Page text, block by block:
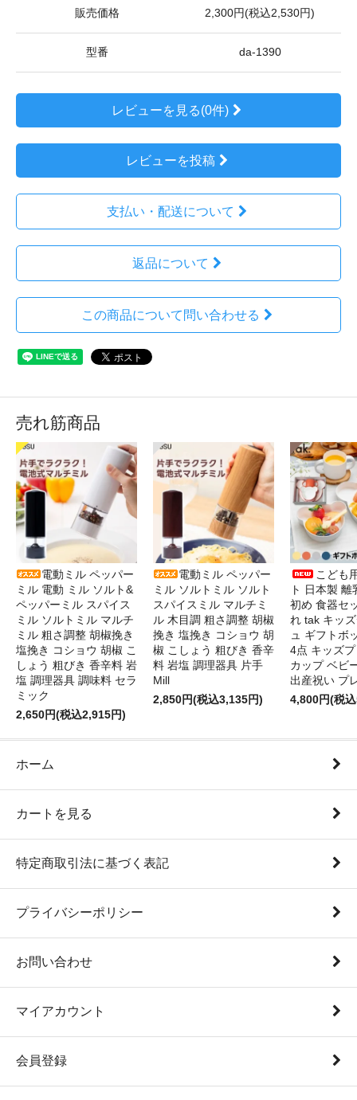
販売価格 2,300円(税込2,530円)
型番 da-1390
レビューを見る(0件)
レビューを投稿
支払い・配送について
返品について
この商品について問い合わせる
売れ筋商品
電動ミル ペッパー
ミル 電動 ミル ソルト&
ペッパーミル スパイス
ミル ソルトミル マルチ
ミル 粗さ調整 胡椒挽き
塩挽き コショウ 胡椒 こ
しょう 粗びき 香辛料 岩
塩 調理器具 調味料 セラ
ミック
2,650円(税込2,915円)
電動ミル ペッパー
ミル ソルトミル ソルト
スパイスミル マルチミ
ル 木目調 粗さ調整 胡椒
挽き 塩挽き コショウ 胡
椒 こしょう 粗びき 香辛
料 岩塩 調理器具 片手
Mill
2,850円(税込3,135円)
こども
ト 日本製
初め 食器セ
れ tak キッ
ュ ギフトボ
4点 キッズ
カップ ベビ
出産祝い プ
4,800円(税
ホーム
カートを見る
特定商取引法に基づく表記
プライバシーポリシー
お問い合わせ
マイアカウント
会員登録